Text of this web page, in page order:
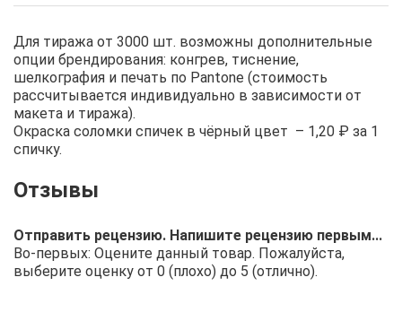
Для тиража от 3000 шт. возможны дополнительные
опции брендирования: конгрев, тиснение,
шелкография и печать по Pantone (стоимость
рассчитывается индивидуально в зависимости от
макета и тиража).
Окраска соломки спичек в чёрный цвет – 1,20 ₽ за 1
спичку.
Отправить рецензию. Напишите рецензию первым...
Во-первых: Оцените данный товар. Пожалуйста,
выберите оценку от 0 (плохо) до 5 (отлично).